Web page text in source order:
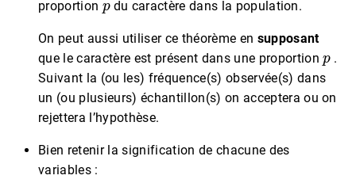
proportion
du caractère dans la population.
On peut aussi utiliser ce théorème en supposant
que le caractère est présent dans une proportion .
Suivant la (ou les) fréquence(s) observée(s) dans
un (ou plusieurs) échantillon(s) on acceptera ou on
rejettera l’hypothèse.
Bien retenir la signification de chacune des
variables :